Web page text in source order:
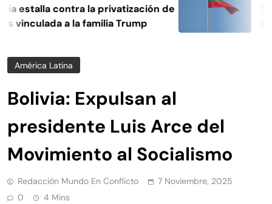
estalla contra la privatización de
a la familia Trump
América Latina
Bolivia: Expulsan al
presidente Luis Arce del
Movimiento al Socialismo
Redacción Mundo En Conflicto
7 Noviembre, 2025
0
4 Mins